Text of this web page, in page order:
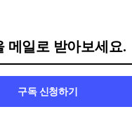
메일로 받아보세요.
구독 신청하기